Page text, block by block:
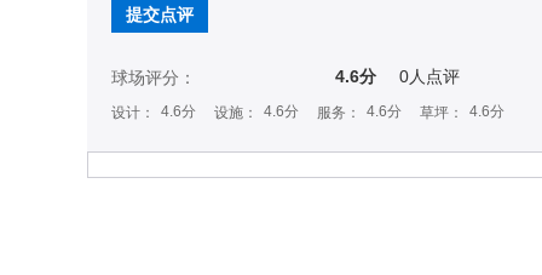
提交点评
球场评分： 4.6分 0人点评
设计： 4.6分 设施： 4.6分 服务： 4.6分 草坪： 4.6分